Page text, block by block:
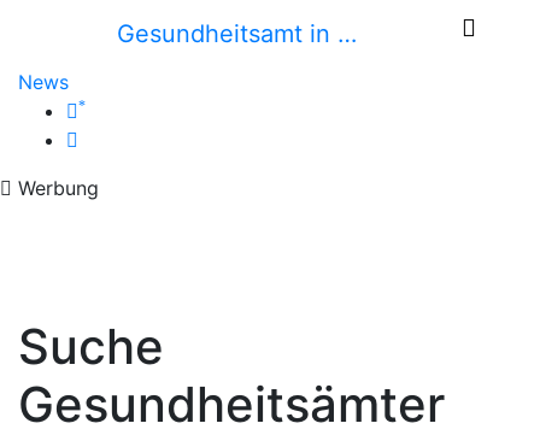
Gesundheitsamt in …
News
*
Werbung
Suche
Gesundheitsämter